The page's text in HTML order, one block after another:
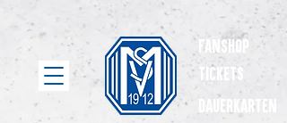
Fanshop
Tickets
dauerkarten